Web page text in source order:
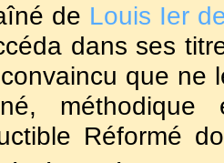
de Louis Ier
dans ses
que ne
Réformé